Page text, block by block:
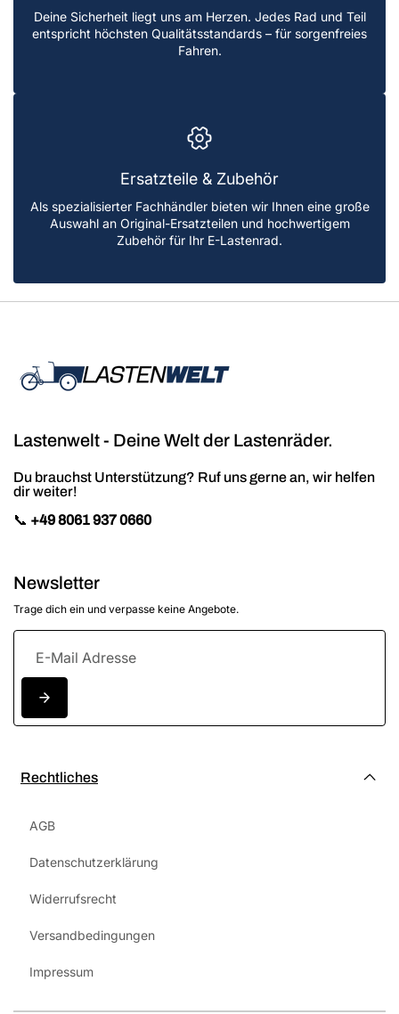
Deine Sicherheit liegt uns am Herzen. Jedes Rad und Teil
entspricht höchsten Qualitätsstandards – für sorgenfreies
Fahren.
Ersatzteile & Zubehör
Als spezialisierter Fachhändler bieten wir Ihnen eine große
Auswahl an Original-Ersatzteilen und hochwertigem
Zubehör für Ihr E-Lastenrad.
Lastenwelt - Deine Welt der Lastenräder.
Du brauchst Unterstützung? Ruf uns gerne an, wir helfen
dir weiter!
📞 +49 8061 937 0660
Newsletter
Trage dich ein und verpasse keine Angebote.
Rechtliches
AGB
Datenschutzerklärung
Widerrufsrecht
Versandbedingungen
Impressum